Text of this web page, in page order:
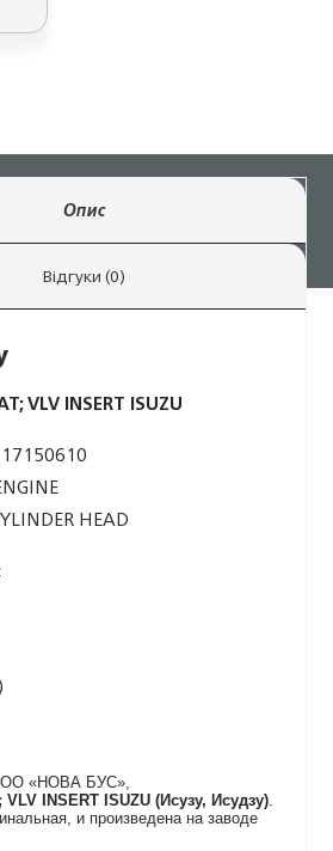
Опис
Відгуки (0)
VLV INSERT ISUZU
HEAD
«НОВА БУС»,
VLV INSERT ISUZU (Исузу, Исудзу).
и произведена на заводе